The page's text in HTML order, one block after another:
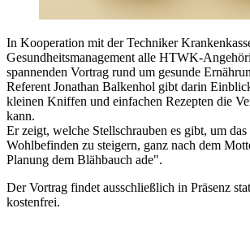
In Kooperation mit der Techniker
Gesundheitsmanagement alle HTWK-
spannenden Vortrag rund um gesunde
Referent Jonathan Balkenhol gibt darin
kleinen Kniffen und einfachen Rezepten die
kann.
Er zeigt, welche Stellschrauben es gibt, um das
Wohlbefinden zu steigern, ganz nach dem
Planung dem Blähbauch ade".
Der Vortrag findet ausschließlich in Präsenz
kostenfrei.